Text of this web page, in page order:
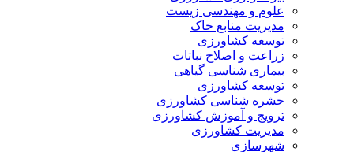
علوم و مهندسی زیست
مدیریت منابع خاک
توسعه کشاورزی
زراعت و اصلاح نباتات
بیماری شناسی گیاهی
توسعه کشاورزی
حشره شناسی کشاورزی
ترویج و آموزش کشاورزی
مدیریت کشاورزی
شهرسازی